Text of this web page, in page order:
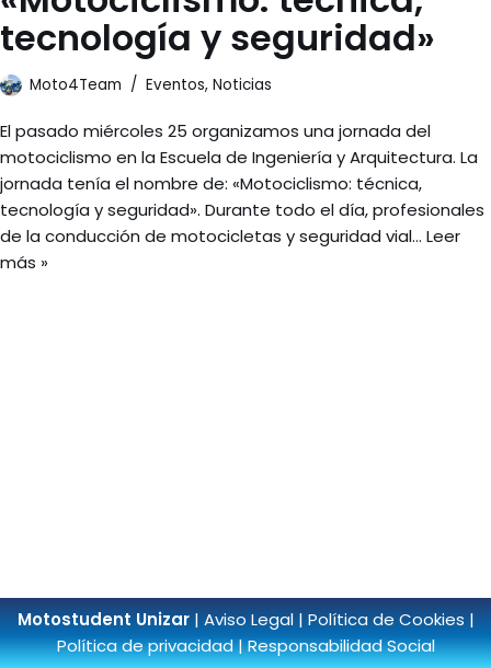
tecnología y seguridad»
Moto4Team Eventos, Noticias
El pasado miércoles 25 organizamos una jornada del
motociclismo en la Escuela de Ingeniería y Arquitectura. La
jornada tenía el nombre de: «Motociclismo: técnica,
tecnología y seguridad». Durante todo el día, profesionales
de la conducción de motocicletas y seguridad vial… Leer
más »
Motostudent Unizar|Aviso Legal|Política de Cookies|
Política de privacidad|Responsabilidad Social